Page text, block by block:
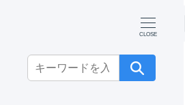
Search
for:
ホーム よくある質問 マーチャント
したとおり適用されないのはなぜですか？